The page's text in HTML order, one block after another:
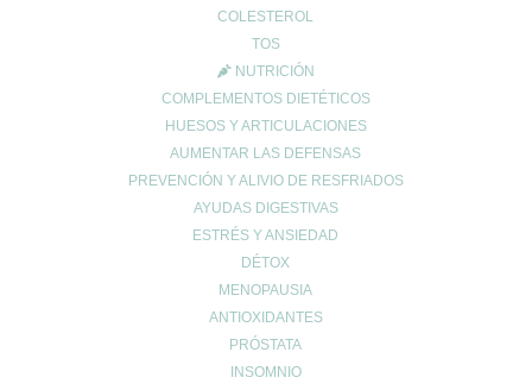
COLESTEROL
TOS
NUTRICIÓN
COMPLEMENTOS DIETÉTICOS
HUESOS Y ARTICULACIONES
AUMENTAR LAS DEFENSAS
PREVENCIÓN Y ALIVIO DE RESFRIADOS
AYUDAS DIGESTIVAS
ESTRÉS Y ANSIEDAD
DÉTOX
MENOPAUSIA
ANTIOXIDANTES
PRÓSTATA
INSOMNIO